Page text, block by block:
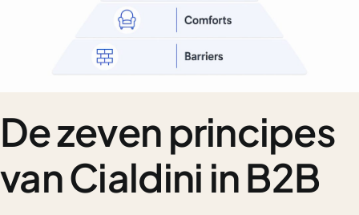
De zeven principes
van Cialdini in B2B